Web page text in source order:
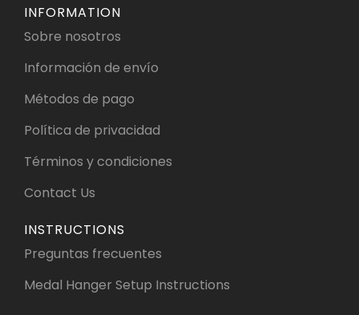
INFORMATION
Sobre nosotros
Información de envío
Métodos de pago
Política de privacidad
Términos y condiciones
Contact Us
INSTRUCTIONS
Preguntas frecuentes
Medal Hanger Setup Instructions